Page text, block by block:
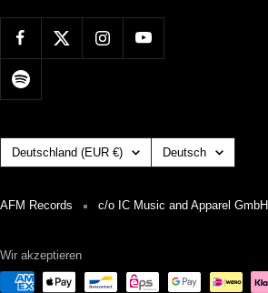
Land/Region Deutschland (EUR €) Sprache
Deutsch
AFM Records c/o IC Music and Apparel GmbH
Wir akzeptieren